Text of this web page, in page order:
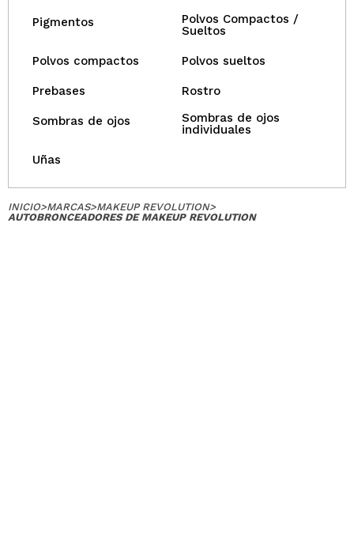
Pigmentos
Polvos Compactos /
Sueltos
Polvos compactos Polvos sueltos
Prebases Rostro
Sombras de ojos
Sombras de ojos
individuales
Uñas
INICIO>MARCAS>MAKEUP REVOLUTION>
AUTOBRONCEADORES DE MAKEUP REVOLUTION